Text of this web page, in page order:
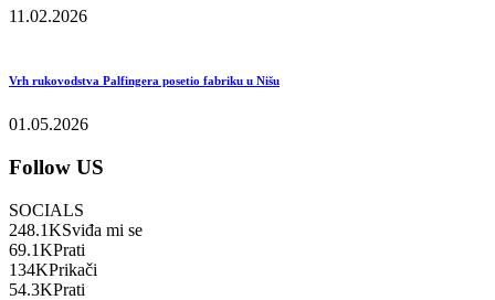
11.02.2026
Vrh rukovodstva Palfingera posetio fabriku u Nišu
01.05.2026
Follow US
SOCIALS
248.1KSviđa mi se
69.1KPrati
134KPrikači
54.3KPrati